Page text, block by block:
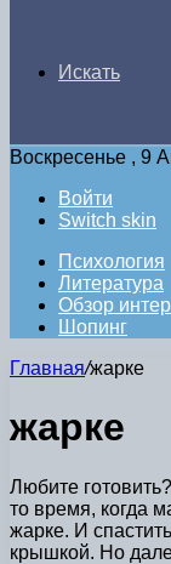
Искать
Воскресенье , 9
Войти
Switch skin
Психология
Литература
Обзор
Шопинг
Главная/жарке
жарке
Любите
то время, когда
жарке. И
крышкой. Но